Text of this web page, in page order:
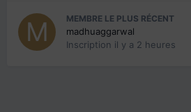
MEMBRE LE PLUS RÉCENT
madhuaggarwal
Inscription il y a 2 heures